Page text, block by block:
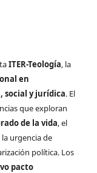
ITER-Teología, la
en
social y jurídica. El
que exploran
de la vida, el
urgencia de
política. Los
pacto